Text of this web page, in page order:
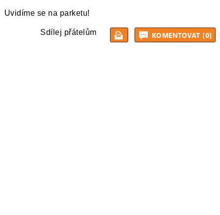
Uvidíme se na parketu!
Sdílej přátelům